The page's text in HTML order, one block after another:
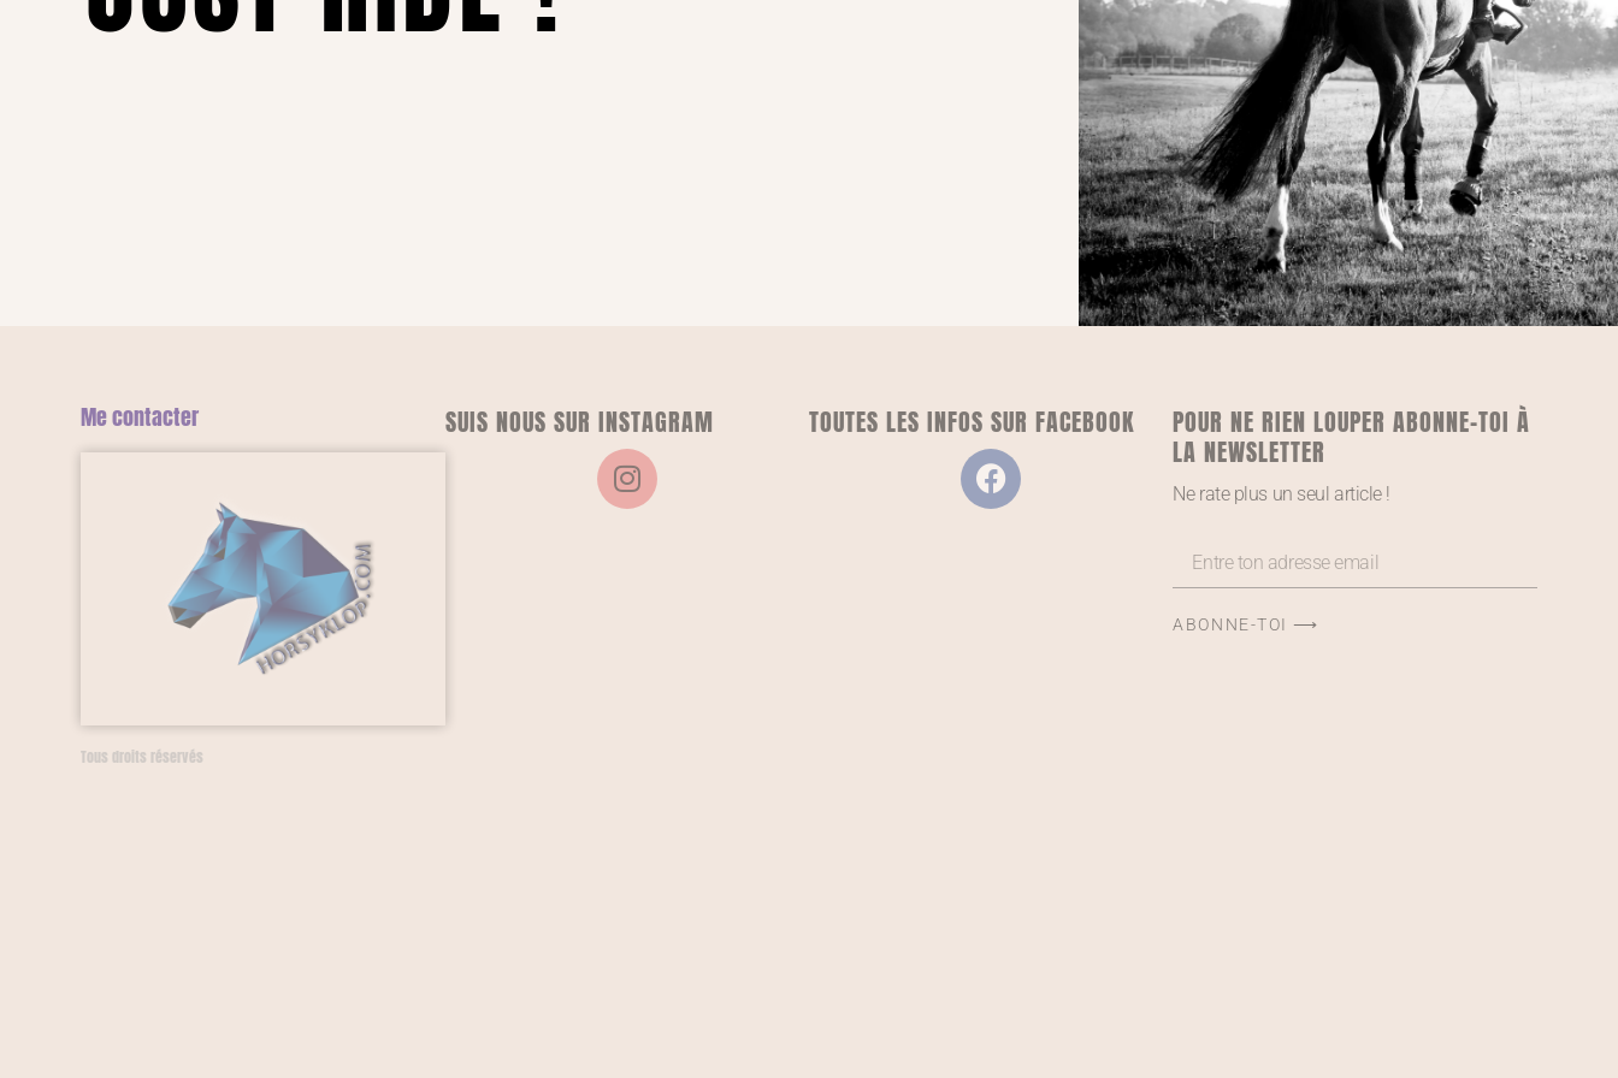
Me contacter
Tous droits réservés
SUIS NOUS SUR INSTAGRAM TOUTES LES INFOS SUR FACEBOOK
POUR NE RIEN LOUPER ABONNE-TOI À
LA NEWSLETTER
Ne rate plus un seul article !
ABONNE-TOI ⟶